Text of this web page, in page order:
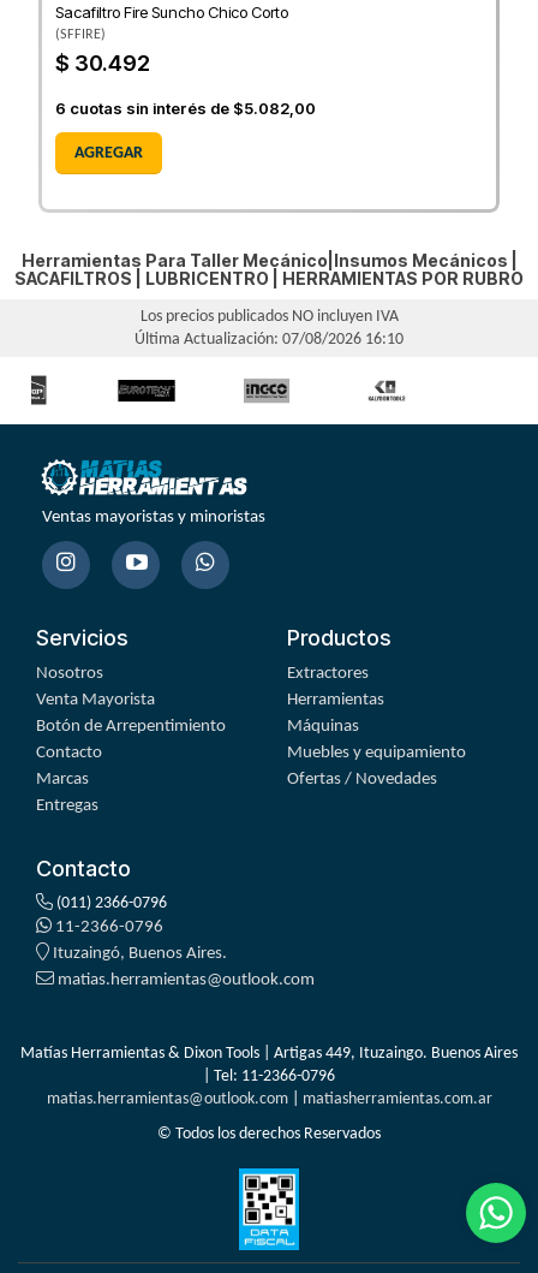
Sacafiltro Fire Suncho Chico Corto
(SFFIRE)
$ 30.492
6 cuotas sin interés de $5.082,00
AGREGAR
Herramientas Para Taller Mecánico|Insumos Mecánicos |
SACAFILTROS
LUBRICENTRO HERRAMIENTAS POR RUBRO
Los precios publicados NO incluyen IVA
Última Actualización: 07/08/2026 16:10
Ventas mayoristas y minoristas
Servicios
Nosotros
Venta Mayorista
Botón de Arrepentimiento
Contacto
Marcas
Entregas
Productos
Extractores
Herramientas
Máquinas
Muebles y equipamiento
Ofertas / Novedades
Contacto
(011) 2366-0796
11-2366-0796
Ituzaingó, Buenos Aires.
matias.herramientas@outlook.com
Matías Herramientas & Dixon Tools | Artigas 449, Ituzaingo. Buenos Aires
| Tel: 11-2366-0796
matias.herramientas@outlook.com| matiasherramientas.com.ar
© Todos los derechos Reservados